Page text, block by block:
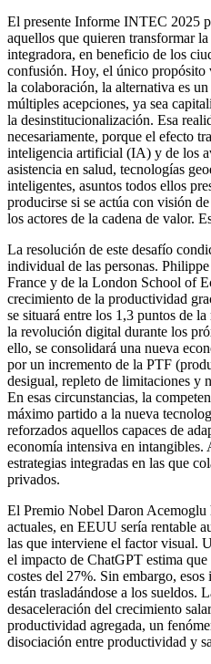
El presente Informe INTEC 2025
aquellos que quieren transformar
integradora, en beneficio de los
confusión. Hoy, el único propósito
la colaboración, la alternativa es
múltiples acepciones, ya sea
la desinstitucionalización. Esa
necesariamente, porque el efecto
inteligencia artificial (IA) y de los
asistencia en salud, tecnologías
inteligentes, asuntos todos ellos
producirse si se actúa con visión
los actores de la cadena de valor.
La resolución de este desafío
individual de las personas.
France y de la London School of
crecimiento de la productividad
se situará entre los 1,3 puntos de
la revolución digital durante los
ello, se consolidará una nueva
por un incremento de la PTF
desigual, repleto de limitaciones y
En esas circunstancias, la
máximo partido a la nueva
reforzados aquellos capaces de
economía intensiva en intangibles.
estrategias integradas en las que
privados.
El Premio Nobel Daron Acemoglu
actuales, en EEUU sería rentable
las que interviene el factor visual.
el impacto de ChatGPT estima
costes del 27%. Sin embargo,
están trasladándose a los sueldos.
desaceleración del crecimiento
productividad agregada, un
disociación entre productividad y